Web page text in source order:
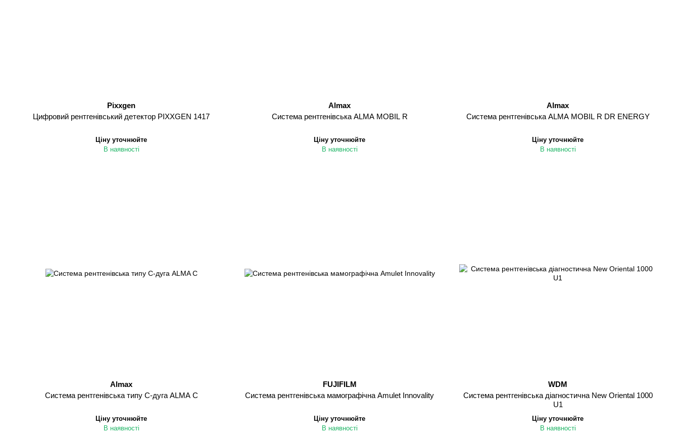
Pixxgen
Цифровий рентгенівський детектор PIXXGEN 1417
Ціну уточнюйте
В наявності
Almax
Система рентгенівська ALMA MOBIL R
Ціну уточнюйте
В наявності
Almax
Система рентгенівська ALMA MOBIL R DR ENERGY
Ціну уточнюйте
В наявності
Almax
Cистема рентгенівська типу С-дуга ALMA C
Ціну уточнюйте
В наявності
FUJIFILM
Cистема рентгенівська мамографічна Amulet Innovality
Ціну уточнюйте
В наявності
WDM
Cистема рентгенівська діагностична New Oriental 1000
U1
Ціну уточнюйте
В наявності